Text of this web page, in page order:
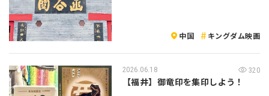
中国 キングダム映画
2026.06.18 320
【福井】御竜印を集印しよう！